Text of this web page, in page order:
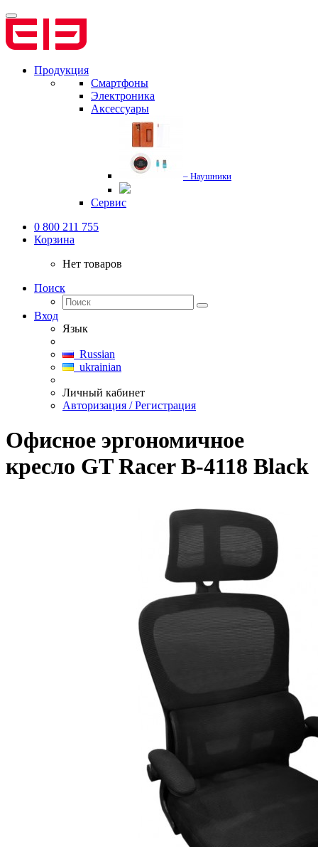
Продукция
Смартфоны
Электроника
Аксессуары
– Наушники
Сервис
0 800 211 755
Корзина
Нет товаров
Поиск
Вход
Язык
Russian
ukrainian
Личный кабинет
Авторизация / Регистрация
Офисное эргономичное
кресло GT Racer B-4118 Black